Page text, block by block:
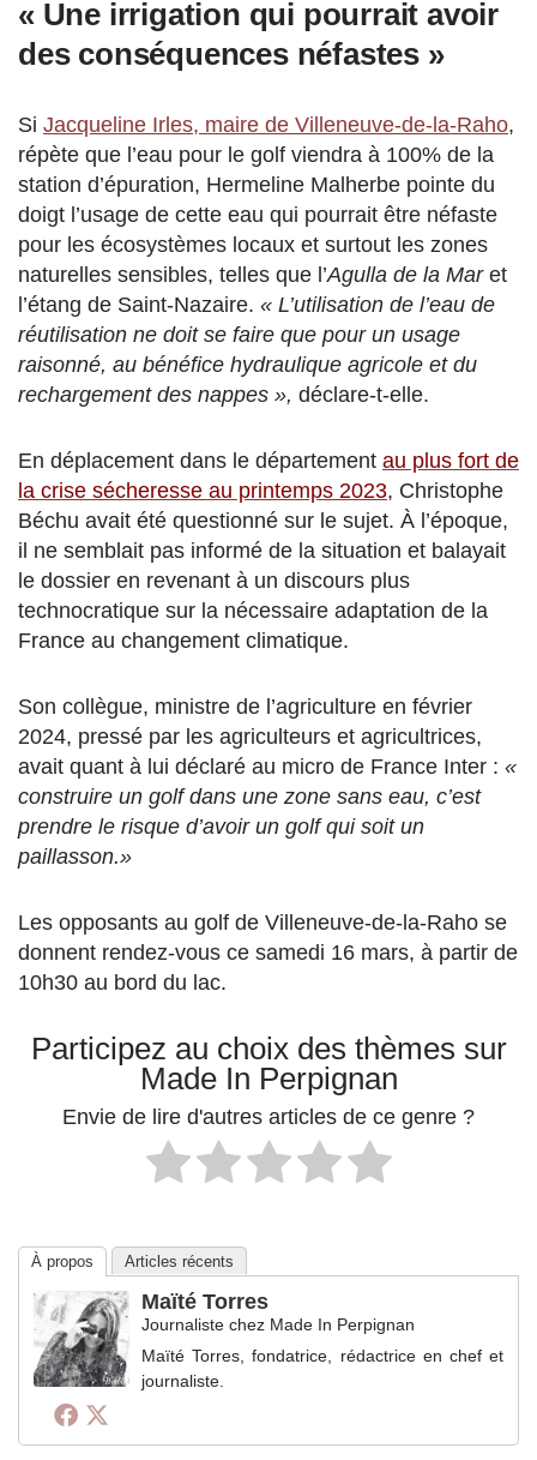
« Une irrigation qui pourrait avoir
des conséquences néfastes »
Si Jacqueline Irles, maire de Villeneuve-de-la-Raho,
répète que l’eau pour le golf viendra à 100% de la
station d’épuration, Hermeline Malherbe pointe du
doigt l’usage de cette eau qui pourrait être néfaste
pour les écosystèmes locaux et surtout les zones
naturelles sensibles, telles que l’Agulla de la Maret
l’étang de Saint-Nazaire. « L’utilisation de l’eau de
réutilisation ne doit se faire que pour un usage
raisonné, au bénéfice hydraulique agricole et du
rechargement des nappes », déclare-t-elle.
En déplacement dans le département au plus fort de
la crise sécheresse au printemps 2023, Christophe
Béchu avait été questionné sur le sujet. À l’époque,
il ne semblait pas informé de la situation et balayait
le dossier en revenant à un discours plus
technocratique sur la nécessaire adaptation de la
France au changement climatique.
Son collègue, ministre de l’agriculture en février
2024, pressé par les agriculteurs et agricultrices,
avait quant à lui déclaré au micro de France Inter : «
construire un golf dans une zone sans eau, c’est
prendre le risque d’avoir un golf qui soit un
paillasson.»
Les opposants au golf de Villeneuve-de-la-Raho se
donnent rendez-vous ce samedi 16 mars, à partir de
10h30 au bord du lac.
Participez au choix des thèmes sur
Made In Perpignan
Envie de lire d'autres articles de ce genre ?
À propos Articles récents
Maïté Torres
Journaliste chez Made In Perpignan
Maïté Torres, fondatrice, rédactrice en chef et
journaliste.